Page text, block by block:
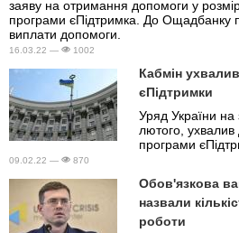
заяву на отримання допомоги у
програми єПідтримка. До Ощадбанку
виплати допомоги.
16.03.22 — 1002
Кабмін
єПідтримки
Уряд України на
лютого,
програми
09.02.22 — 870
Обов'язкова
назвали
роботи